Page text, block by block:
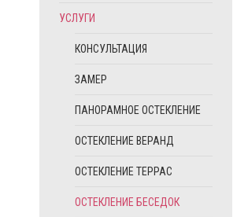
УСЛУГИ
КОНСУЛЬТАЦИЯ
ЗАМЕР
ПАНОРАМНОЕ ОСТЕКЛЕНИЕ
ОСТЕКЛЕНИЕ ВЕРАНД
ОСТЕКЛЕНИЕ ТЕРРАС
ОСТЕКЛЕНИЕ БЕСЕДОК